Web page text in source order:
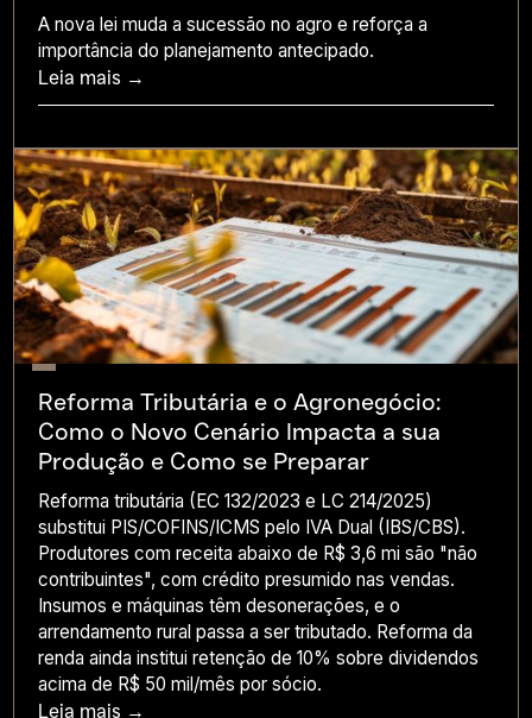
A nova lei muda a sucessão no agro e reforça a
importância do planejamento antecipado.
Leia mais →
Reforma Tributária e o Agronegócio:
Como o Novo Cenário Impacta a sua
Produção e Como se Preparar
Reforma tributária (EC 132/2023 e LC 214/2025)
substitui PIS/COFINS/ICMS pelo IVA Dual (IBS/CBS).
Produtores com receita abaixo de R$ 3,6 mi são "não
contribuintes", com crédito presumido nas vendas.
Insumos e máquinas têm desonerações, e o
arrendamento rural passa a ser tributado. Reforma da
renda ainda institui retenção de 10% sobre dividendos
acima de R$ 50 mil/mês por sócio.
Leia mais →